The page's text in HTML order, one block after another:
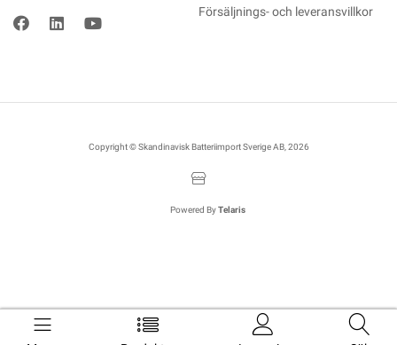
Försäljnings- och leveransvillkor
Copyright © Skandinavisk Batteriimport Sverige AB, 2026
Powered ByTelaris